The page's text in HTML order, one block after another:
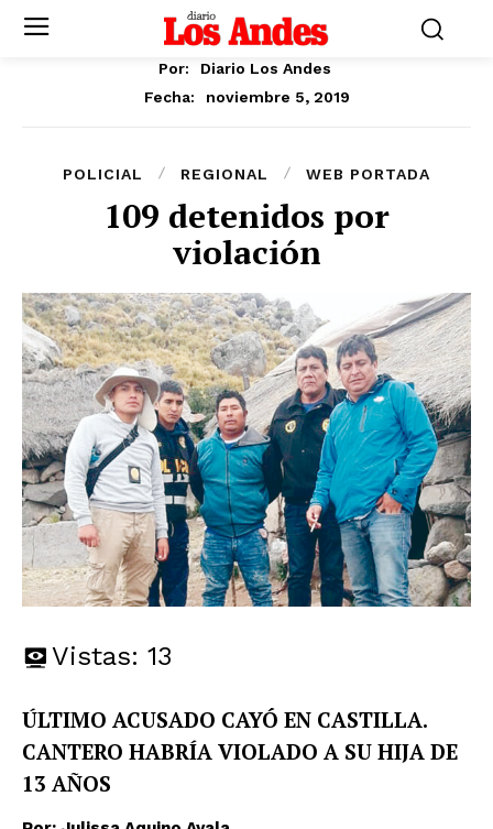
Por:
Diario Los Andes
Fecha:
noviembre 5, 2019
POLICIAL REGIONAL WEB PORTADA
109 detenidos por
violación
Vistas: 13
ÚLTIMO ACUSADO CAYÓ EN CASTILLA.
CANTERO HABRÍA VIOLADO A SU HIJA DE
13 AÑOS